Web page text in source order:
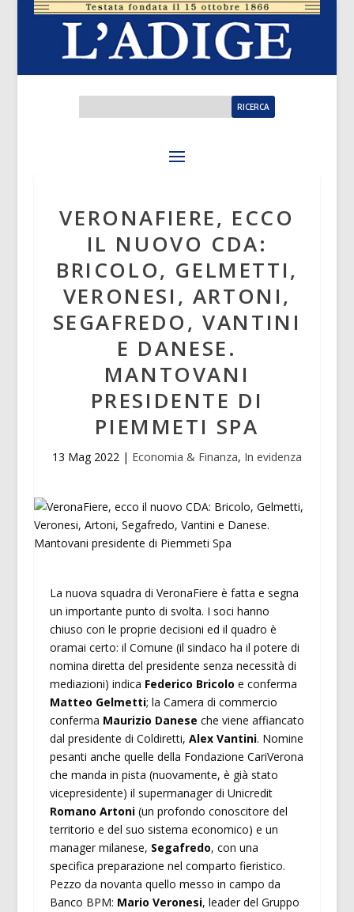
VERONAFIERE, ECCO
IL NUOVO CDA:
BRICOLO, GELMETTI,
VERONESI, ARTONI,
SEGAFREDO, VANTINI
E DANESE.
MANTOVANI
PRESIDENTE DI
PIEMMETI SPA
13 Mag 2022| Economia & Finanza, In evidenza
La nuova squadra di VeronaFiere è fatta e segna
un importante punto di svolta. I soci hanno
chiuso con le proprie decisioni ed il quadro è
oramai certo: il Comune (il sindaco ha il potere di
nomina diretta del presidente senza necessità di
mediazioni) indica Federico Bricolo e conferma
Matteo Gelmetti; la Camera di commercio
conferma Maurizio Danese che viene affiancato
dal presidente di Coldiretti, Alex Vantini. Nomine
pesanti anche quelle della Fondazione CariVerona
che manda in pista (nuovamente, è già stato
vicepresidente) il supermanager di Unicredit
Romano Artoni(un profondo conoscitore del
territorio e del suo sistema economico) e un
manager milanese, Segafredo, con una
specifica preparazione nel comparto fieristico.
Pezzo da novanta quello messo in campo da
Banco BPM: Mario Veronesi, leader del Gruppo